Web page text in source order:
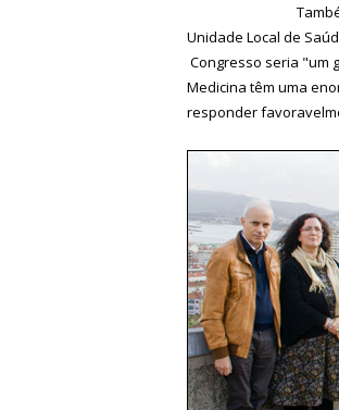
Unidade Local de
Congresso seria "um
Medicina têm uma
responder